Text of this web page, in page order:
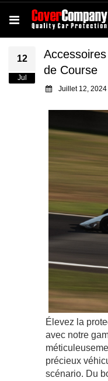
12
Jul
de Course
Juillet 12, 2024
Élevez la
avec notre
précieux
scénario. Du